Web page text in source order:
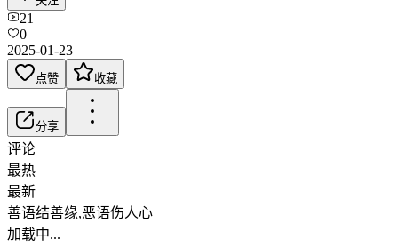
21
0
2025-01-23
点赞 收藏
分享
评论
最热
最新
善语结善缘,恶语伤人心
加载中...